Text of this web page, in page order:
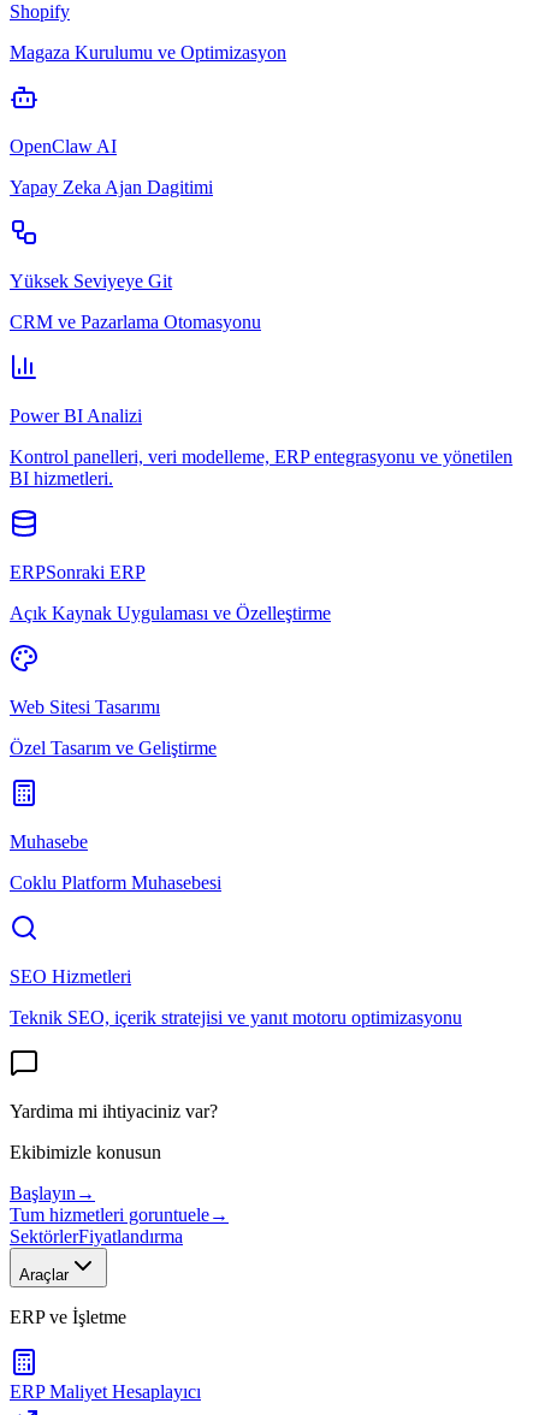
Shopify
Magaza Kurulumu ve Optimizasyon
OpenClaw AI
Yapay Zeka Ajan Dagitimi
Yüksek Seviyeye Git
CRM ve Pazarlama Otomasyonu
Power BI Analizi
Kontrol panelleri, veri modelleme, ERP entegrasyonu ve yönetilen
BI hizmetleri.
ERPSonraki ERP
Açık Kaynak Uygulaması ve Özelleştirme
Web Sitesi Tasarımı
Özel Tasarım ve Geliştirme
Muhasebe
Coklu Platform Muhasebesi
SEO Hizmetleri
Teknik SEO, içerik stratejisi ve yanıt motoru optimizasyonu
Yardima mi ihtiyaciniz var?
Ekibimizle konusun
Başlayın →
Tum hizmetleri goruntuele→
SektörlerFiyatlandırma
Araçlar
ERP ve İşletme
ERP Maliyet Hesaplayıcı